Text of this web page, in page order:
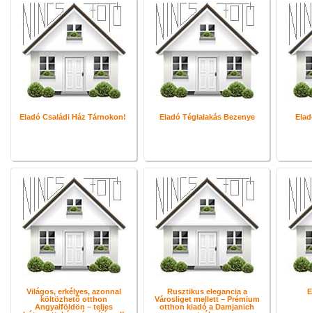
Eladó Családi Ház Tárnokon! Eladó Téglalakás Bezenye
Világos, erkélyes, azonnal
költözhető otthon
Angyalföldön – teljes
Rusztikus elegancia a
Városliget mellett – Prémium
otthon kiadó a Damjanich